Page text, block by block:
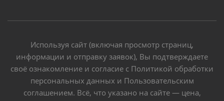
Используя сайт (включая просмотр страниц,
информации и отправку заявок), Вы подтверждаете
своё ознакомление и согласие с Политикой обработки
персональных данных и Пользовательским
соглашением. Всё, что указано на сайте — цена,